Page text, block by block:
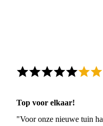
Top voor elkaar!
"Voor onze nieuwe tuin